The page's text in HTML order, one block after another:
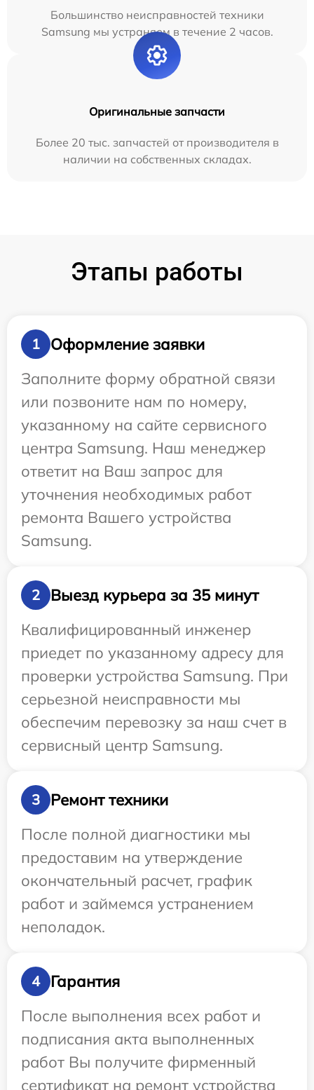
Большинство неисправностей техники
Samsung мы устраняем в течение 2 часов.
Оригинальные запчасти
Более 20 тыс. запчастей от производителя в
наличии на собственных складах.
Этапы работы
1
Оформление заявки
Заполните форму обратной связи
или позвоните нам по номеру,
указанному на сайте сервисного
центра Samsung. Наш менеджер
ответит на Ваш запрос для
уточнения необходимых работ
ремонта Вашего устройства
Samsung.
2
Выезд курьера за 35 минут
Квалифицированный инженер
приедет по указанному адресу для
проверки устройства Samsung. При
серьезной неисправности мы
обеспечим перевозку за наш счет в
сервисный центр Samsung.
3
Ремонт техники
После полной диагностики мы
предоставим на утверждение
окончательный расчет, график
работ и займемся устранением
неполадок.
4
Гарантия
После выполнения всех работ и
подписания акта выполненных
работ Вы получите фирменный
сертификат на ремонт устройства